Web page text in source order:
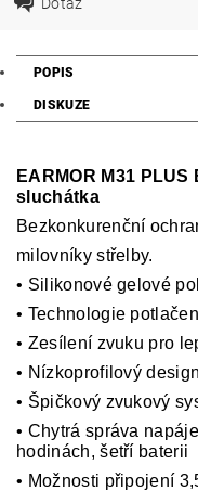
POPIS
DISKUZE
EARMOR M31
sluchátka
Bezkonkurenční
milovníky střelby.
• Silikonové gelové
• Technologie
• Zesílení zvuku pro
• Nízkoprofilový design
• Špičkový zvukový
• Chytrá správa
hodinách, šetří baterii
• Možnosti připojení